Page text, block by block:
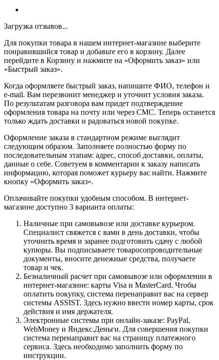
Загрузка отзывов...
Для покупки товара в нашем интернет-магазине выберите
понравившийся товар и добавьте его в корзину. Далее
перейдите в Корзину и нажмите на «Оформить заказ» или
«Быстрый заказ».
Когда оформляете быстрый заказ, напишите ФИО, телефон и
e-mail. Вам перезвонит менеджер и уточнит условия заказа.
По результатам разговора вам придет подтверждение
оформления товара на почту или через СМС. Теперь останется
только ждать доставки и радоваться новой покупке.
Оформление заказа в стандартном режиме выглядит
следующим образом. Заполняете полностью форму по
последовательным этапам: адрес, способ доставки, оплаты,
данные о себе. Советуем в комментарии к заказу написать
информацию, которая поможет курьеру вас найти. Нажмите
кнопку «Оформить заказ».
Оплачивайте покупки удобным способом. В интернет-
магазине доступно 3 варианта оплаты:
Наличные при самовывозе или доставке курьером.
Специалист свяжется с вами в день доставки, чтобы
уточнить время и заранее подготовить сдачу с любой
купюры. Вы подписываете товаросопроводительные
документы, вносите денежные средства, получаете
товар и чек.
Безналичный расчет при самовывозе или оформлении в
интернет-магазине: карты Visa и MasterCard. Чтобы
оплатить покупку, система перенаправит вас на сервер
системы ASSIST. Здесь нужно ввести номер карты, срок
действия и имя держателя.
Электронные системы при онлайн-заказе: PayPal,
WebMoney и Яндекс.Деньги. Для совершения покупки
система перенаправит вас на страницу платежного
сервиса. Здесь необходимо заполнить форму по
инструкции.